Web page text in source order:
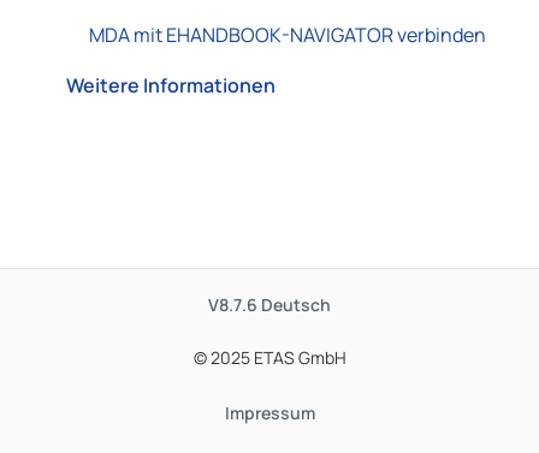
MDA mit EHANDBOOK-NAVIGATOR verbinden
Weitere Informationen
V8.7.6 Deutsch
© 2025 ETAS GmbH
Impressum